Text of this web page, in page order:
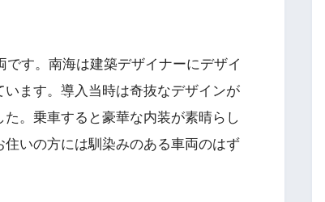
す。南海は建築デザイナーにデザイ
ます。導入当時は奇抜なデザインが
。乗車すると豪華な内装が素晴らし
いの方には馴染みのある車両のはず